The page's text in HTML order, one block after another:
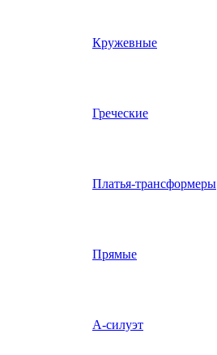
Кружевные
Греческие
Платья-трансформеры
Прямые
А-силуэт